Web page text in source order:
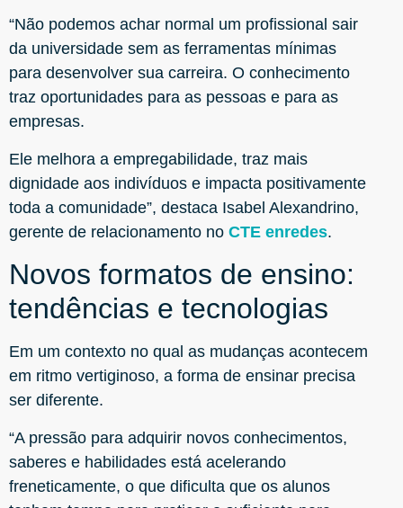
“Não podemos achar normal um profissional sair
da universidade sem as ferramentas mínimas
para desenvolver sua carreira. O conhecimento
traz oportunidades para as pessoas e para as
empresas.
Ele melhora a empregabilidade, traz mais
dignidade aos indivíduos e impacta positivamente
toda a comunidade”, destaca Isabel Alexandrino,
gerente de relacionamento no CTE enredes.
Novos formatos de ensino:
tendências e tecnologias
Em um contexto no qual as mudanças acontecem
em ritmo vertiginoso, a forma de ensinar precisa
ser diferente.
“A pressão para adquirir novos conhecimentos,
saberes e habilidades está acelerando
freneticamente, o que dificulta que os alunos